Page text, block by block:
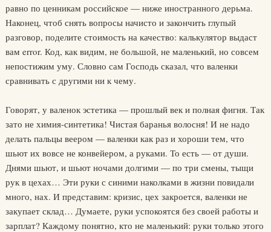
равно по ценникам российское — ниже иностранного дерьма.
Наконец, чтоб снять вопросы начисто и закончить глупый
разговор, поделите стоимость на качество: калькулятор выдаст
вам error. Код, как видим, не большой, не маленький, но совсем
непостижим уму. Словно сам Господь сказал, что валенки
сравнивать с другими ни к чему.
Говорят, у валенок эстетика — прошлый век и полная фигня. Так
зато не химия-синтетика! Чистая баранья волосня! И не надо
делать пальцы веером — валенки как раз и хороши тем, что
шьют их вовсе не конвейером, а руками. То есть — от души.
Днями шьют, и шьют ночами долгими — по три смены, тыщи
рук в цехах… Эти руки с синими наколками в жизни повидали
много, нах. И представим: кризис, цех закроется, валенки не
закупает склад… Думаете, руки успокоятся без своей работы и
зарплат? Каждому понятно, кто не маленький: руки только этого